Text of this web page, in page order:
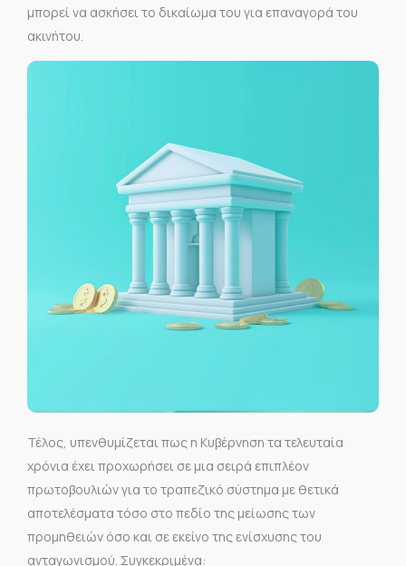
μπορεί να ασκήσει το δικαίωμα του για επαναγορά του
ακινήτου.
Τέλος, υπενθυμίζεται πως η Κυβέρνηση τα τελευταία
χρόνια έχει προχωρήσει σε μια σειρά επιπλέον
πρωτοβουλιών για το τραπεζικό σύστημα με θετικά
αποτελέσματα τόσο στο πεδίο της μείωσης των
προμηθειών όσο και σε εκείνο της ενίσχυσης του
ανταγωνισμού. Συγκεκριμένα: